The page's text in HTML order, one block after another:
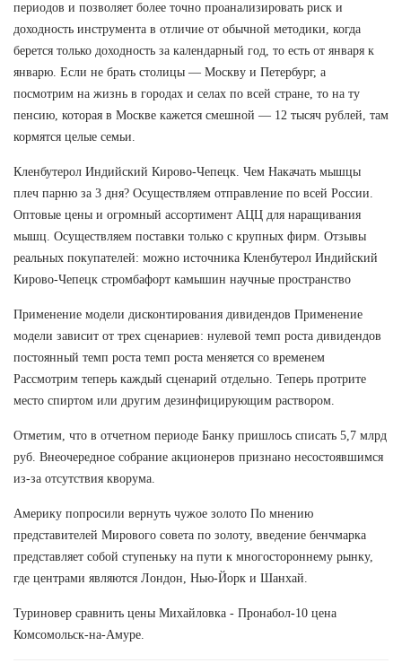
периодов и позволяет более точно проанализировать риск и
доходность инструмента в отличие от обычной методики, когда
берется только доходность за календарный год, то есть от января к
январю. Если не брать столицы — Москву и Петербург, а
посмотрим на жизнь в городах и селах по всей стране, то на ту
пенсию, которая в Москве кажется смешной — 12 тысяч рублей, там
кормятся целые семьи.
Кленбутерол Индийский Кирово-Чепецк. Чем Накачать мышцы
плеч парню за 3 дня? Осуществляем отправление по всей России.
Оптовые цены и огромный ассортимент АЦЦ для наращивания
мышц. Осуществляем поставки только с крупных фирм. Отзывы
реальных покупателей: можно источника Кленбутерол Индийский
Кирово-Чепецк стромбафорт камышин научные пространство
Применение модели дисконтирования дивидендов Применение
модели зависит от трех сценариев: нулевой темп роста дивидендов
постоянный темп роста темп роста меняется со временем
Рассмотрим теперь каждый сценарий отдельно. Теперь протрите
место спиртом или другим дезинфицирующим раствором.
Отметим, что в отчетном периоде Банку пришлось списать 5,7 млрд
руб. Внеочередное собрание акционеров признано несостоявшимся
из-за отсутствия кворума.
Америку попросили вернуть чужое золото По мнению
представителей Мирового совета по золоту, введение бенчмарка
представляет собой ступеньку на пути к многостороннему рынку,
где центрами являются Лондон, Нью-Йорк и Шанхай.
Туриновер сравнить цены Михайловка - Пронабол-10 цена
Комсомольск-на-Амуре.